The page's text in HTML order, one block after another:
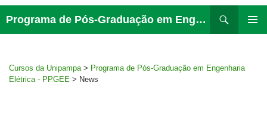
Programa de Pós-Graduação em Engenharia Elétrica – PPGEE
para
Cursos da Unipampa > Programa de Pós-Graduação em Engenharia
Elétrica - PPGEE > News